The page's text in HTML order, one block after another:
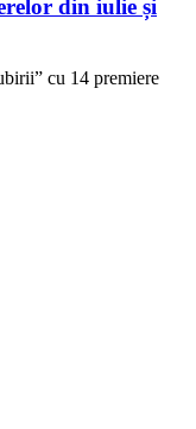
din iulie și
cu 14 premiere